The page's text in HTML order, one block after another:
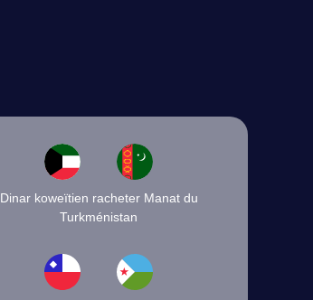
Dinar koweïtien racheter Manat du
Turkménistan